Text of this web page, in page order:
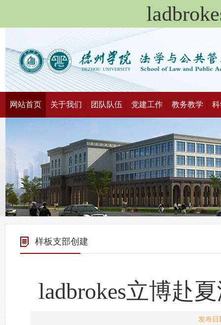
网站首页 关于我们 团队队伍 党建工作 教务教学
样板支部创建
ladbrokes立博赴
发布